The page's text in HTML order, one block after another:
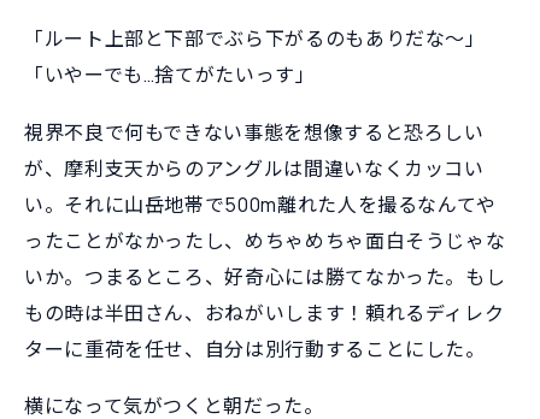
「ルート上部と下部でぶら下がるのもありだな〜」
「いやーでも…捨てがたいっす」
視界不良で何もできない事態を想像すると恐ろしい
が、摩利支天からのアングルは間違いなくカッコい
い。それに山岳地帯で500m離れた人を撮るなんてや
ったことがなかったし、めちゃめちゃ面白そうじゃな
いか。つまるところ、好奇心には勝てなかった。もし
もの時は半田さん、おねがいします！頼れるディレク
ターに重荷を任せ、自分は別行動することにした。
横になって気がつくと朝だった。